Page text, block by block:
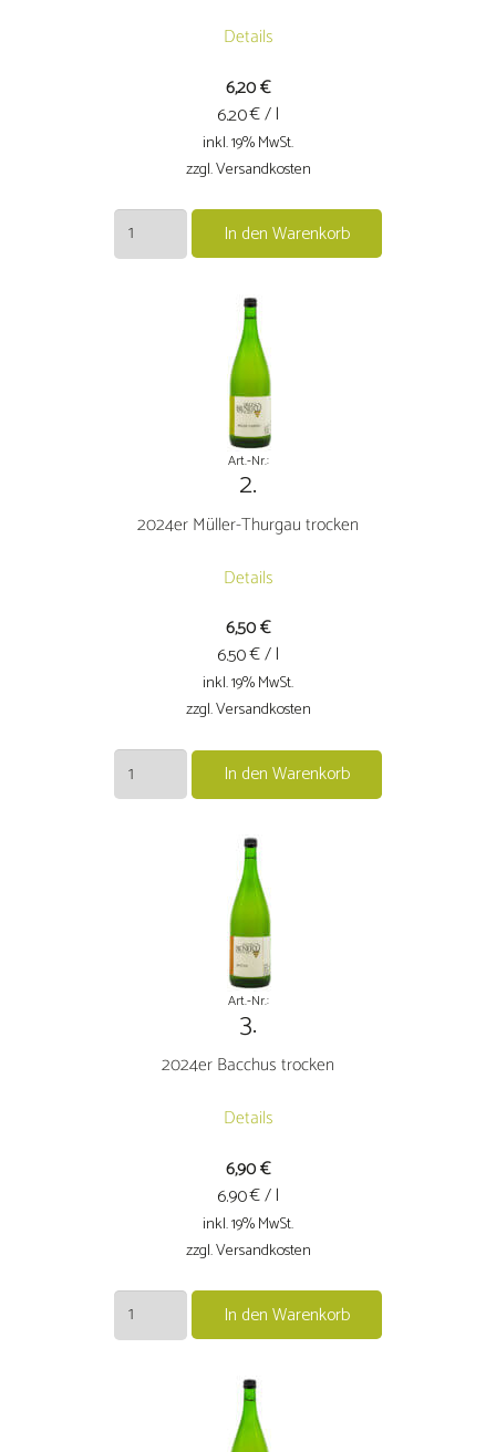
Details
6,20€
6.20€ / l
inkl. 19% MwSt.
zzgl. Versandkosten
23/24
Torbäck-
In den Warenkorb
Art.-Nr.:
2.
2024er Müller-Thurgau trocken
Details
6,50€
6.50€ / l
inkl. 19% MwSt.
zzgl. Versandkosten
2024er
Müller-
In den Warenkorb
Art.-Nr.:
3.
2024er Bacchus trocken
Details
6,90€
6.90€ / l
inkl. 19% MwSt.
zzgl. Versandkosten
2024er
Bacchus
In den Warenkorb